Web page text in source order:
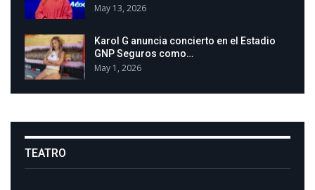
May 13, 2026
Karol G anuncia concierto en el Estadio
GNP Seguros como…
May 1, 2026
TEATRO